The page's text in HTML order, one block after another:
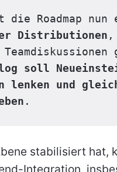
Roadmap nun
Distributionen ,
soll
lenken und
.
stabilisiert hat,
Integration,